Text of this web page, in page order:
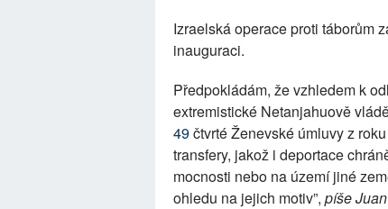
Izraelská operace proti táborům
inauguraci.
Předpokládám, že vzhledem k
extremistické Netanjahuově
49čtvrté Ženevské úmluvy z
transfery, jakož i deportace
mocnosti nebo na území jiné
ohledu na jejich motiv”, píše